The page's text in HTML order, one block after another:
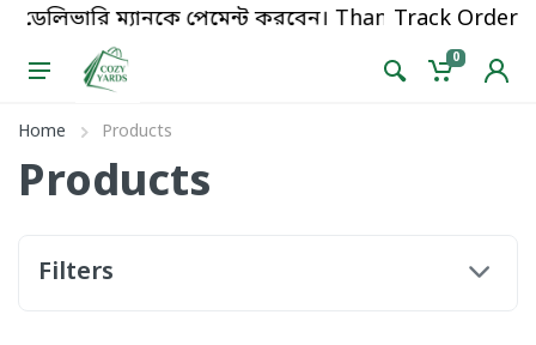
ডেলিভারি ম্যানকে পেমেন্ট করবেন। Thanks forTrack Order
0
Home Products
Products
Filters